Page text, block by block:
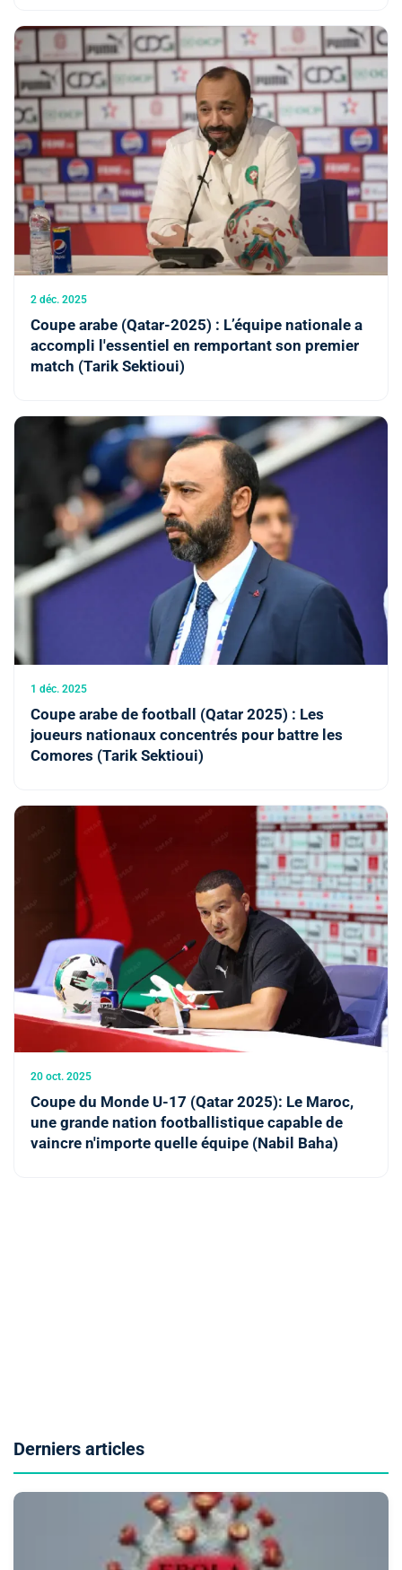
2 déc. 2025
Coupe arabe (Qatar-2025) : L’équipe nationale a
accompli l'essentiel en remportant son premier
match (Tarik Sektioui)
1 déc. 2025
Coupe arabe de football (Qatar 2025) : Les
joueurs nationaux concentrés pour battre les
Comores (Tarik Sektioui)
20 oct. 2025
Coupe du Monde U-17 (Qatar 2025): Le Maroc,
une grande nation footballistique capable de
vaincre n'importe quelle équipe (Nabil Baha)
Derniers articles